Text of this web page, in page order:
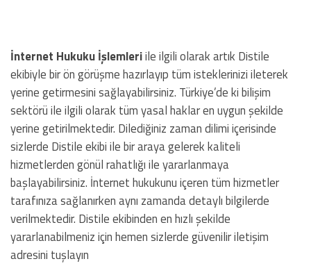
İnternet Hukuku İşlemleriile ilgili olarak artık Distile
ekibiyle bir ön görüşme hazırlayıp tüm isteklerinizi ileterek
yerine getirmesini sağlayabilirsiniz. Türkiye’de ki bilişim
sektörü ile ilgili olarak tüm yasal haklar en uygun şekilde
yerine getirilmektedir. Dilediğiniz zaman dilimi içerisinde
sizlerde Distile ekibi ile bir araya gelerek kaliteli
hizmetlerden gönül rahatlığı ile yararlanmaya
başlayabilirsiniz. İnternet hukukunu içeren tüm hizmetler
tarafınıza sağlanırken aynı zamanda detaylı bilgilerde
verilmektedir. Distile ekibinden en hızlı şekilde
yararlanabilmeniz için hemen sizlerde güvenilir iletişim
adresini tuşlayın